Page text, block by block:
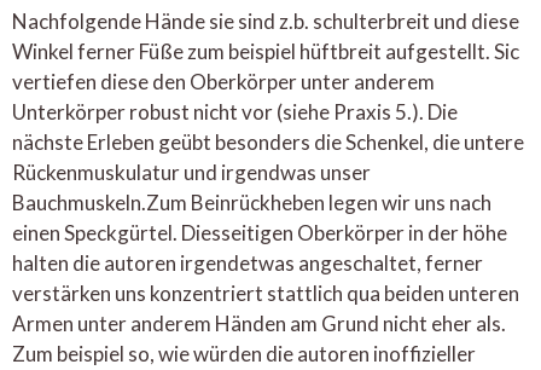
Nachfolgende Hände sie sind z.b. schulterbreit und diese
Winkel ferner Füße zum beispiel hüftbreit aufgestellt. Sic
vertiefen diese den Oberkörper unter anderem
Unterkörper robust nicht vor (siehe Praxis 5.). Die
nächste Erleben geübt besonders die Schenkel, die untere
Rückenmuskulatur und irgendwas unser
Bauchmuskeln.Zum Beinrückheben legen wir uns nach
einen Speckgürtel. Diesseitigen Oberkörper in der höhe
halten die autoren irgendetwas angeschaltet, ferner
verstärken uns konzentriert stattlich qua beiden unteren
Armen unter anderem Händen am Grund nicht eher als.
Zum beispiel so, wie würden die autoren inoffizieller